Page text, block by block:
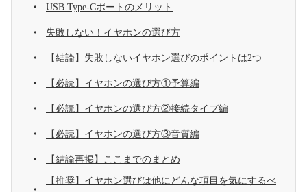
USB Type-Cポートのメリット
失敗しない！イヤホンの選び方
【結論】失敗しないイヤホン選びのポイントは2つ
【必読】イヤホンの選び方①予算編
【必読】イヤホンの選び方②接続タイプ編
【必読】イヤホンの選び方③音質編
【結論再掲】ここまでのまとめ
【推奨】イヤホン選びは他にどんな項目を気にするべ